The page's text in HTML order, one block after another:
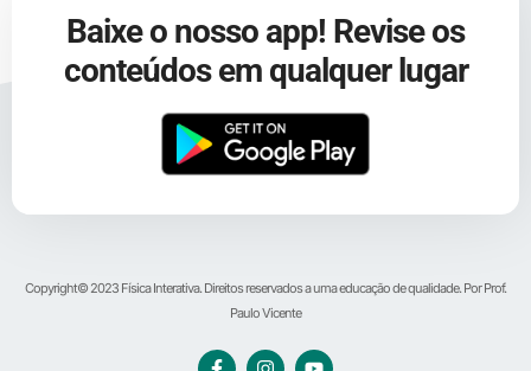
Baixe o nosso app! Revise os
conteúdos em qualquer lugar
Copyright© 2023 Física Interativa. Direitos reservados a uma educação de qualidade. Por Prof.
Paulo Vicente